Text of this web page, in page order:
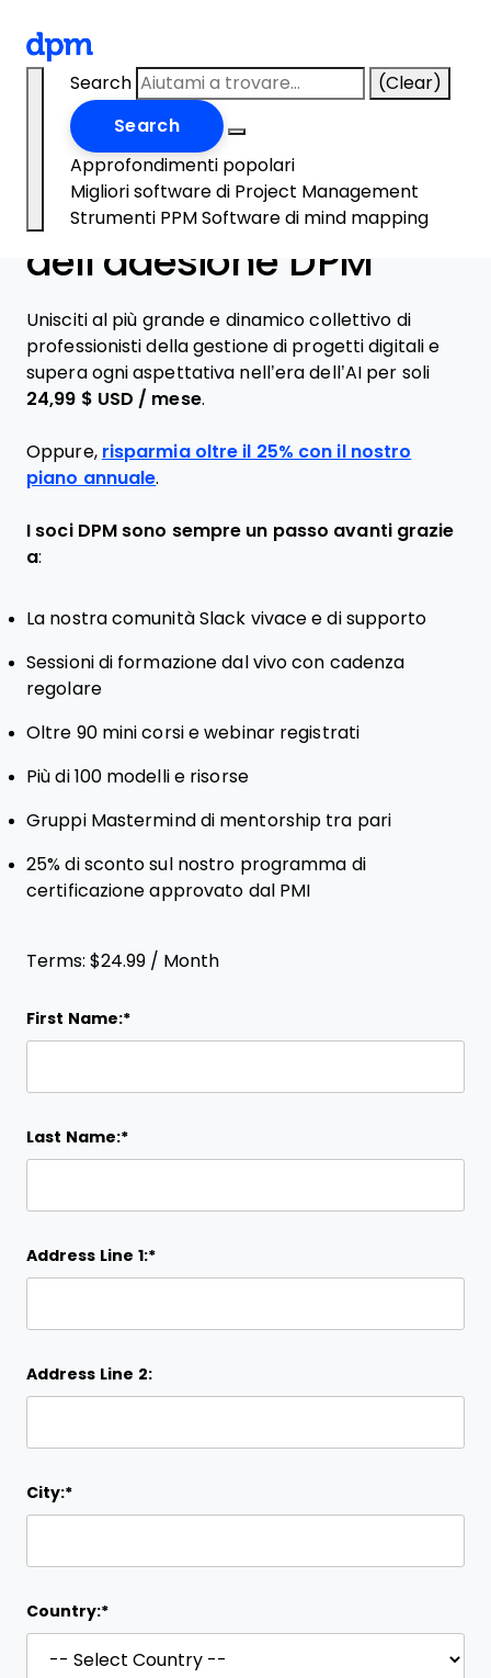
Skip to main content
Search (Clear)
Search
Approfondimenti popolari
Migliori software di Project Management
Strumenti PPM Software di mind mapping
Il piano mensile
dell’adesione DPM
Unisciti al più grande e dinamico collettivo di
professionisti della gestione di progetti digitali e
supera ogni aspettativa nell’era dell’AI per soli
24,99 $ USD / mese.
Oppure, risparmia oltre il 25% con il nostro
piano annuale.
I soci DPM sono sempre un passo avanti grazie
a:
La nostra comunità Slack vivace e di supporto
Sessioni di formazione dal vivo con cadenza
regolare
Oltre 90 mini corsi e webinar registrati
Più di 100 modelli e risorse
Gruppi Mastermind di mentorship tra pari
25% di sconto sul nostro programma di
certificazione approvato dal PMI
Terms: $24.99 / Month
First Name:*
Last Name:*
Address Line 1:*
Address Line 2:
City:*
Country:*